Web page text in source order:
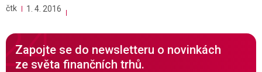
čtk 1. 4. 2016
Zapojte se do newsletteru o novinkách
ze světa finančních trhů.